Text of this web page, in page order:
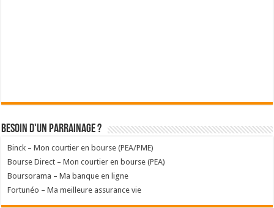
Besoin d'un parrainage ?
Binck – Mon courtier en bourse (PEA/PME)
Bourse Direct – Mon courtier en bourse (PEA)
Boursorama – Ma banque en ligne
Fortunéo – Ma meilleure assurance vie